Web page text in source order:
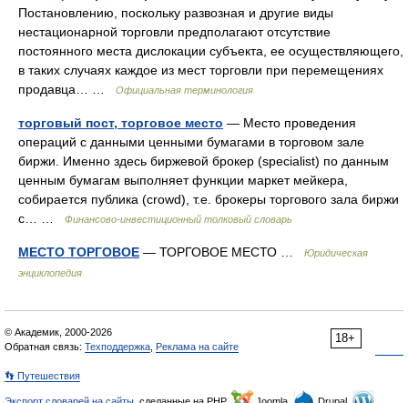
Постановлению, поскольку развозная и другие виды
нестационарной торговли предполагают отсутствие
постоянного места дислокации субъекта, ее осуществляющего,
в таких случаях каждое из мест торговли при перемещениях
продавца… …
Официальная терминология
торговый пост, торговое место — Место проведения
операций с данными ценными бумагами в торговом зале
биржи. Именно здесь биржевой брокер (specialist) по данным
ценным бумагам выполняет функции маркет мейкера,
собирается публика (crowd), т.е. брокеры торгового зала биржи
с… …
Финансово-инвестиционный толковый словарь
МЕСТО ТОРГОВОЕ — ТОРГОВОЕ МЕСТО …
Юридическая
энциклопедия
18+
© Академик, 2000-2026
Обратная связь: Техподдержка Реклама на сайте
👣 Путешествия